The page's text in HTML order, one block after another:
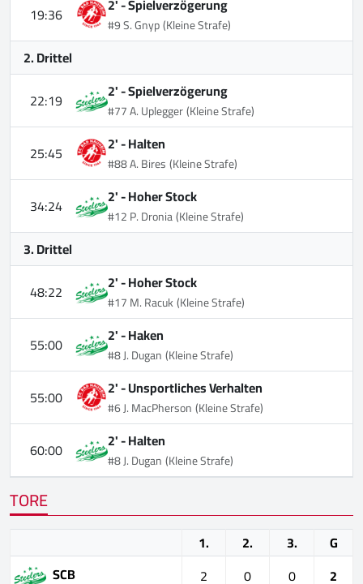
19:36 #9 S. Gnyp(Kleine Strafe)
2. Drittel
22:19
2' -Spielverzögerung
#77 A. Uplegger(Kleine Strafe)
25:45 2' -Halten
#88 A. Bires(Kleine Strafe)
34:24 2' -Hoher Stock
#12 P. Dronia(Kleine Strafe)
3. Drittel
48:22
2' -Hoher Stock
#17 M. Racuk(Kleine Strafe)
55:00 2' -Haken
#8 J. Dugan(Kleine Strafe)
55:00 2' -Unsportliches Verhalten
#6 J. MacPherson(Kleine Strafe)
60:00 2' -Halten
#8 J. Dugan(Kleine Strafe)
TORE
1. 2. 3.
G
SCB
2 0 0
2